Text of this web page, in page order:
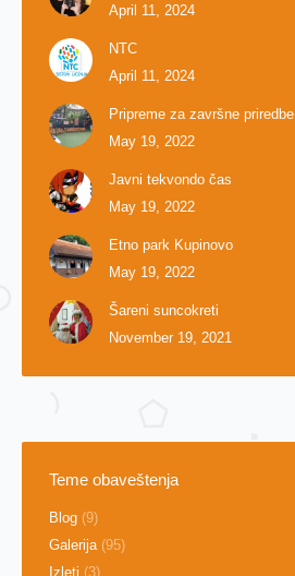
April 11, 2024
NTC
April 11, 2024
Pripreme za završne priredbe
May 19, 2022
Javni tekvondo čas
May 19, 2022
Etno park Kupinovo
May 19, 2022
Šareni suncokreti
November 19, 2021
Teme obaveštenja
Blog (9)
Galerija (95)
Izleti (3)